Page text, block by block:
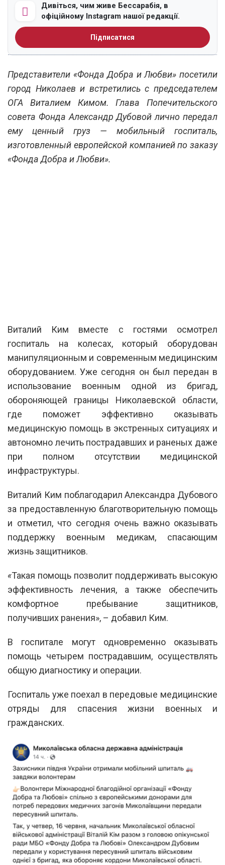
Дивіться, чим живе Бессарабія, в
офіційному Instagram нашої редакції.
Підписатися
Представители «Фонда Добра и Любви» посетили
город Николаев и встретились с председателем
ОГА Виталием Кимом. Глава Попечительского
совета Фонда Александр Дубовой лично передал
ему ценный груз — мобильный госпиталь,
изготовленный европейской компанией по заказу
«Фонда Добра и Любви».
Виталий Ким вместе с гостями осмотрел
госпиталь на колесах, который оборудован
манипуляционным и современным медицинским
оборудованием. Уже сегодня он был передан в
использование военным одной из бригад,
обороняющей границы Николаевской области,
где поможет эффективно оказывать
медицинскую помощь в экстренных ситуациях и
автономно лечить пострадавших и раненых даже
при полном отсутствии медицинской
инфраструктуры.
Виталий Ким поблагодарил Александра Дубового
за предоставленную благотворительную помощь
и отметил, что сегодня очень важно оказывать
поддержку военным медикам, спасающим
жизнь защитников.
«Такая помощь позволит поддерживать высокую
эффективность лечения, а также обеспечить
комфортное пребывание защитников,
получивших ранения», – добавил Ким.
В госпитале могут одновременно оказывать
помощь четырем пострадавшим, осуществлять
общую диагностику и операции.
Госпиталь уже поехал в передовые медицинские
отряды для спасения жизни военных и
гражданских.